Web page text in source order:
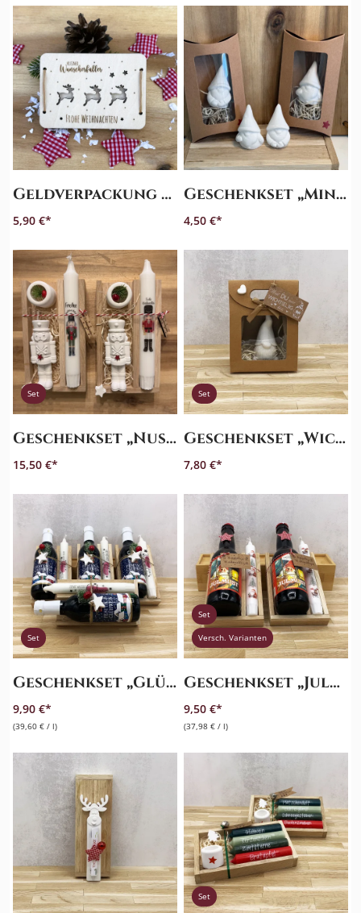
Suche
Benutzer-
Account
Telefon
+49
(0)
4151
89
91
90
Geldverpackung „Wunscherfüller Rentiere“
5,90 €
Geschenkset „Miniwichtel“ – Überraschung
4,50 €
Set
Geschenkset „Nussknacker“ – Überraschung
15,50 €
Set
Geschenkset „Wichtel“
7,80 €
Set
Geschenkset „Glühwein“ – Überraschung
9,90 €
(39,60 € / l)
Set
Versch. Varianten
Geschenkset „Julmust“ – Hyggelige Weihnachten
9,50 €
(37,98 € / l)
Set